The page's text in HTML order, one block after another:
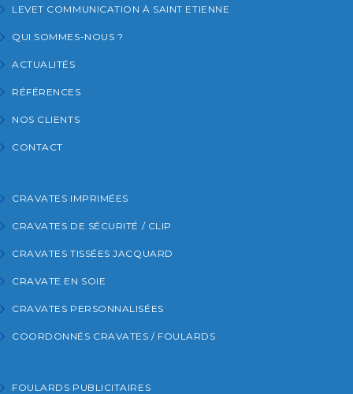
LEVET COMMUNICATION À SAINT ETIENNE
QUI SOMMES-NOUS ?
ACTUALITÉS
RÉFÉRENCES
NOS CLIENTS
CONTACT
CRAVATES IMPRIMÉES
CRAVATES DE SÉCURITÉ / CLIP
CRAVATES TISSÉES JACQUARD
CRAVATE EN SOIE
CRAVATES PERSONNALISÉES
COORDONNÉS CRAVATES / FOULARDS
FOULARDS PUBLICITAIRES